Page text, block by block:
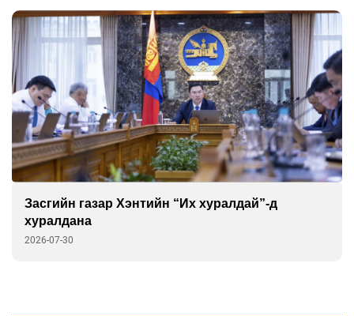
Засгийн газар Хэнтийн “Их хуралдай”-д
хуралдана
2026-07-30